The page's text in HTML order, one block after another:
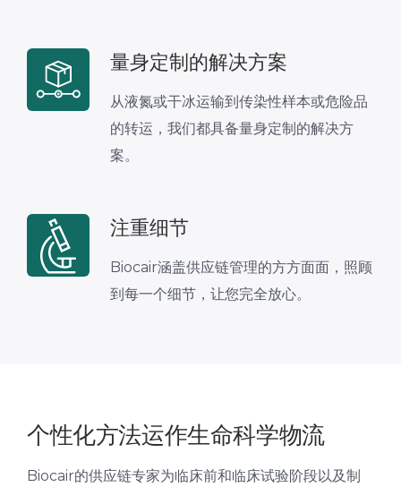
量身定制的解决方案
从液氮或干冰运输到传染性样本或危险品
的转运，我们都具备量身定制的解决方
案。
注重细节
Biocair涵盖供应链管理的方方面面，照顾
到每一个细节，让您完全放心。
个性化方法运作生命科学物流
Biocair的供应链专家为临床前和临床试验阶段以及制